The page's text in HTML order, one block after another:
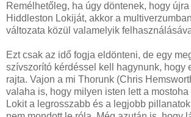
Remélhetőleg, ha úgy döntenek, hogy
Hiddleston Lokiját, akkor a
változata közül valamelyik
Ezt csak az idő fogja eldönteni, de egy
szívszorító kérdéssel kell hagynunk, hogy
rajta. Vajon a mi Thorunk (Chris
valaha is, hogy milyen isten lett a mostoha
Lokit a legrosszabb és a legjobb